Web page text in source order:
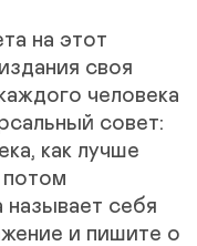
на этот
своя
человека
совет:
как лучше
потом
себя
и пишите о